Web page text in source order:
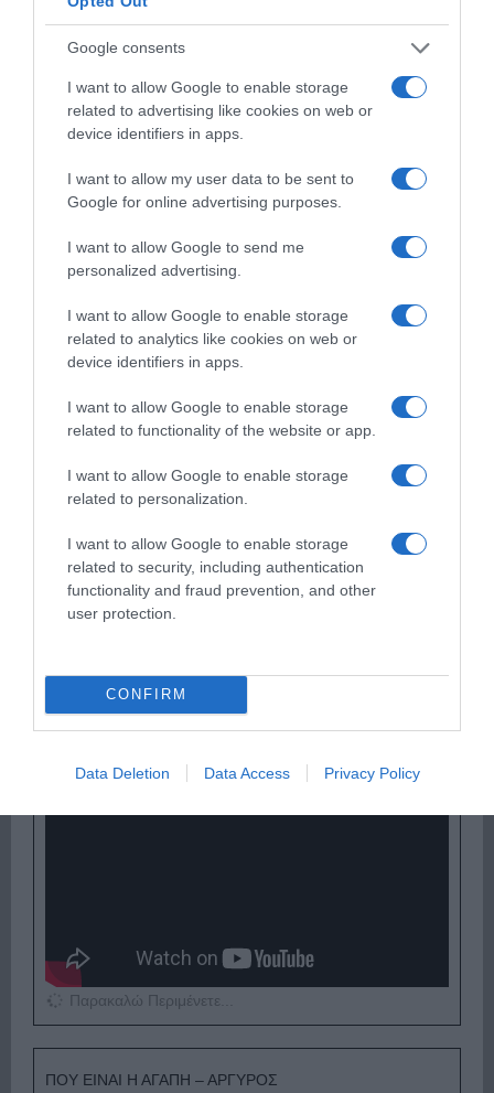
Google consents
I want to allow Google to enable storage
related to advertising like cookies on web or
device identifiers in apps.
I want to allow my user data to be sent to
Google for online advertising purposes.
I want to allow Google to send me
personalized advertising.
I want to allow Google to enable storage
related to analytics like cookies on web or
device identifiers in apps.
I want to allow Google to enable storage
related to functionality of the website or app.
I want to allow Google to enable storage
related to personalization.
I want to allow Google to enable storage
related to security, including authentication
functionality and fraud prevention, and other
user protection.
CONFIRM
Data Deletion Data Access Privacy Policy
ΟΠΟΥ ΚΙ ΑΝ ΠΑΣ – ΟΙΚΟΝΟΜΟΠΟΥΛΟΣ
I ADORE YOU – HUGEL X TOPIC X ARASH
Παρακαλώ Περιμένετε...
ΠΟΥ ΕΙΝΑΙ Η ΑΓΑΠΗ – ΑΡΓΥΡΟΣ